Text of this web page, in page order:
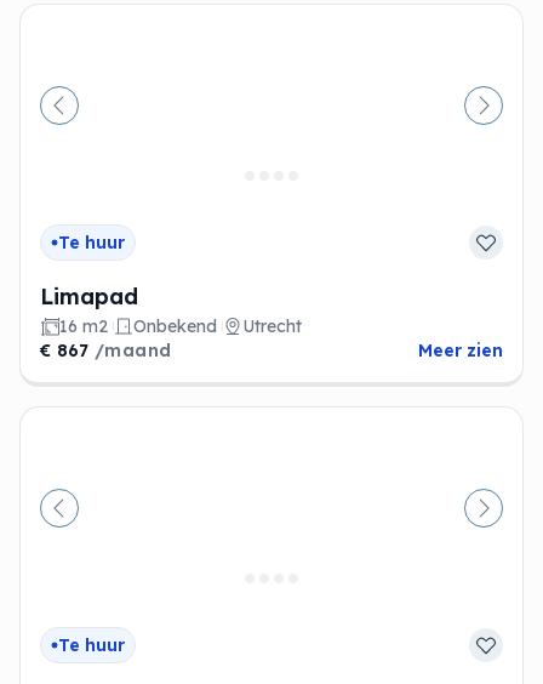
Vorige
Te huur
Limapad
16 m2 Onbekend
Utrecht
€ 867 /maand Meer zien
Vorige
Te huur